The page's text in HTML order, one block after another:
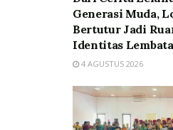
Generasi Muda,
Bertutur Jadi
Identitas Lembata
4 AGUSTUS 2026